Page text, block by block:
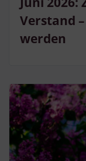
Verstand
werden